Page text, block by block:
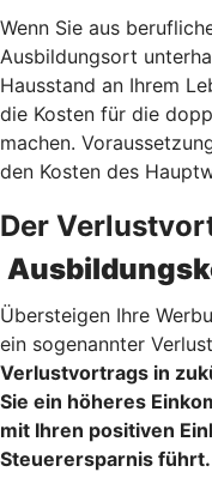
Wenn Sie aus
Ausbildungsort
Hausstand an Ihrem
die Kosten für die
machen.
den Kosten des
Der
Übersteigen Ihre
ein sogenannter
Verlustvortrags in
Sie ein höheres
mit Ihren positiven
Steuerersparnis führt.